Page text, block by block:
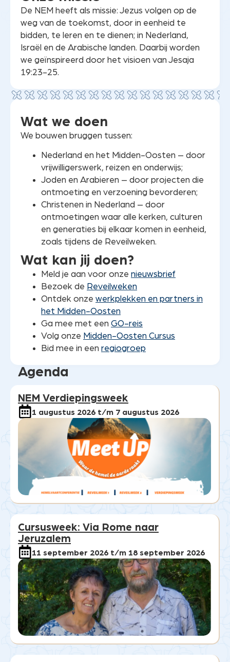
De NEM heeft als missie: Jezus volgen op de
weg van de toekomst, door in eenheid te
bidden, te leren en te dienen; in Nederland,
Israël en de Arabische landen. Daarbij worden
we geïnspireerd door het visioen van Jesaja
19:23-25.
Wat we doen
We bouwen bruggen tussen:
Nederland en het Midden-Oosten – door
vrijwilligerswerk, reizen en onderwijs;
Joden en Arabieren – door projecten die
ontmoeting en verzoening bevorderen;
Christenen in Nederland – door
ontmoetingen waar alle kerken, culturen
en generaties bij elkaar komen in eenheid,
zoals tijdens de Reveilweken.
Wat kan jij doen?
Meld je aan voor onze nieuwsbrief
Bezoek de Reveilweken
Ontdek onze werkplekken en partners in
het Midden-Oosten
Ga mee met een GO-reis
Volg onze Midden-Oosten Cursus
Bid mee in een regiogroep
Agenda
NEM Verdiepingsweek
1 augustus 2026 t/m 7 augustus 2026
Cursusweek: Via Rome naar
Jeruzalem
11 september 2026 t/m 18 september 2026